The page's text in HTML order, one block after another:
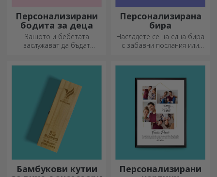
Персонализирани
бодита за деца
Защото и бебетата
заслужават да бъдат
Персонализирана
бира
Насладете се на една бира
с забавни послания или
Бамбукови кутии Персонализирани